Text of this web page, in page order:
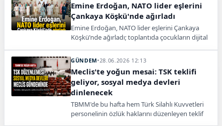
Emine Erdoğan, NATO lider eşlerini
Çankaya Köşkü'nde ağırladı
Emine Erdoğan, NATO lider eşlerini Çankaya
Köşkü’nde ağırladı; toplantıda çocukların dijital
GÜNDEM•28.06.2026 12:13
Meclis'te yoğun mesai: TSK teklifi
geliyor, sosyal medya devleri
dinlenecek
TBMM'de bu hafta hem Türk Silahlı Kuvvetleri
personelinin özlük haklarını düzenleyen teklif